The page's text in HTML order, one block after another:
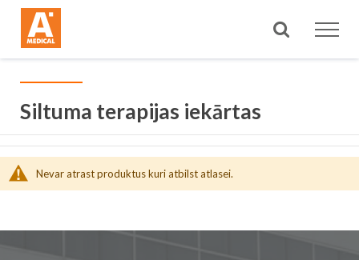
Meklēt
Siltuma terapijas iekārtas
Nevar atrast produktus kuri atbilst atlasei.